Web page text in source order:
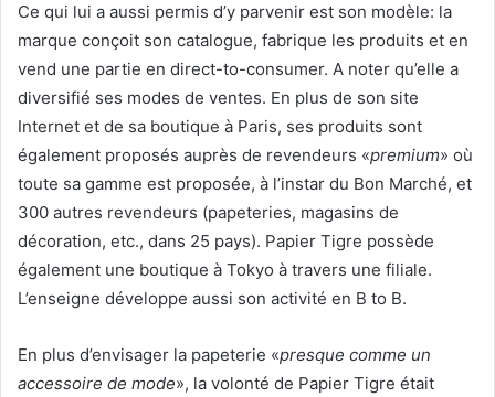
Ce qui lui a aussi permis d’y parvenir est son modèle: la
marque conçoit son catalogue, fabrique les produits et en
vend une partie en direct-to-consumer. A noter qu’elle a
diversifié ses modes de ventes. En plus de son site
Internet et de sa boutique à Paris, ses produits sont
également proposés auprès de revendeurs «premium» où
toute sa gamme est proposée, à l’instar du Bon Marché, et
300 autres revendeurs (papeteries, magasins de
décoration, etc., dans 25 pays). Papier Tigre possède
également une boutique à Tokyo à travers une filiale.
L’enseigne développe aussi son activité en B to B.
En plus d’envisager la papeterie «presque comme un
accessoire de mode», la volonté de Papier Tigre était